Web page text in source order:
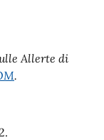
Allerte di
.